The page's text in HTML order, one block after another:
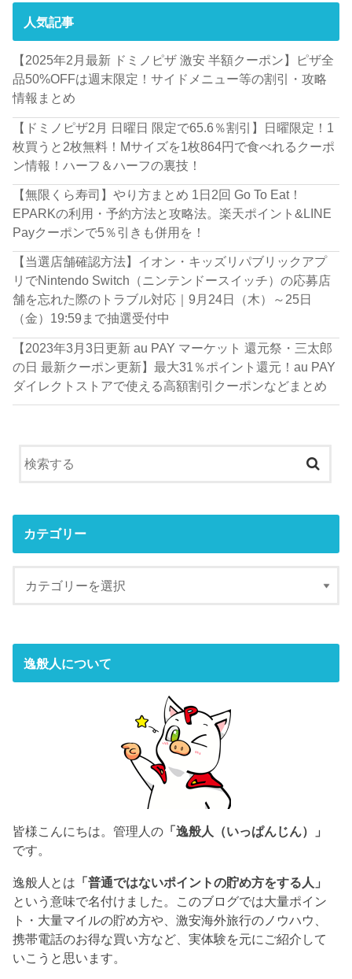
人気記事
【2025年2月最新 ドミノピザ 激安 半額クーポン】ピザ全
品50%OFFは週末限定！サイドメニュー等の割引・攻略
情報まとめ
【ドミノピザ2月 日曜日 限定で65.6％割引】日曜限定！1
枚買うと2枚無料！Mサイズを1枚864円で食べれるクーポ
ン情報！ハーフ＆ハーフの裏技！
【無限くら寿司】やり方まとめ 1日2回 Go To Eat！
EPARKの利用・予約方法と攻略法。楽天ポイント&LINE
Payクーポンで5％引きも併用を！
【当選店舗確認方法】イオン・キッズリパブリックアプ
リでNintendo Switch（ニンテンドースイッチ）の応募店
舗を忘れた際のトラブル対応｜9月24日（木）～25日
（金）19:59まで抽選受付中
【2023年3月3日更新 au PAY マーケット 還元祭・三太郎
の日 最新クーポン更新】最大31％ポイント還元！au PAY
ダイレクトストアで使える高額割引クーポンなどまとめ
カテゴリー
逸般人について
皆様こんにちは。管理人の 「逸般人（いっぱんじん）」
です。
逸般人とは 「普通ではないポイントの貯め方をする人」
という意味で名付けました。このブログでは大量ポイン
ト・大量マイルの貯め方や、激安海外旅行のノウハウ、
携帯電話のお得な買い方など、実体験を元にご紹介して
いこうと思います。